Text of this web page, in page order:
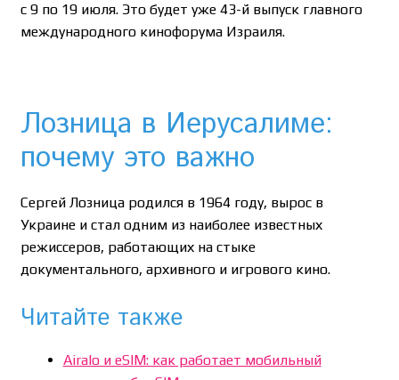
с 9 по 19 июля. Это будет уже 43-й выпуск главного
международного кинофорума Израиля.
Лозница в Иерусалиме:
почему это важно
Сергей Лозница родился в 1964 году, вырос в
Украине и стал одним из наиболее известных
режиссеров, работающих на стыке
документального, архивного и игрового кино.
Читайте также
Airalo и eSIM: как работает мобильный